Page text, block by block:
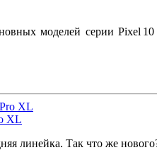
моделей серии Pixel
XL
линейка. Так что же